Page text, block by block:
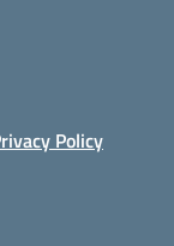
Policy